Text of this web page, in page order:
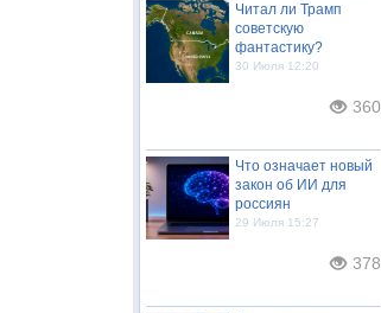
Читал ли Трамп
советскую
фантастику?
30 Июля 12:20
360
Что означает новый
закон об ИИ для
россиян
29 Июля 15:27
378